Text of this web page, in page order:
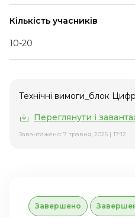
Кількість учасників
10-20
Технічні вимоги_блок
Переглянути і
Завантажено: 7 травня, 2025 | 17:12
Завершено